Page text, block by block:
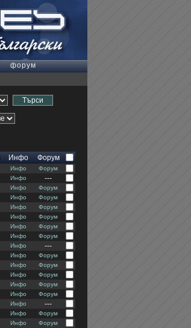
форум
Инфо
Форум
Инфо Форум
Инфо
---
Инфо Форум
Инфо Форум
Инфо Форум
Инфо Форум
Инфо Форум
Инфо Форум
Инфо
---
Инфо Форум
Инфо Форум
Инфо Форум
Инфо Форум
Инфо Форум
Инфо
---
Инфо Форум
Инфо Форум